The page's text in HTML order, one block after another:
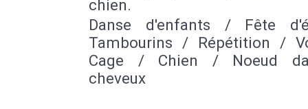
chien.
Danse d'enfants / Fête
Tambourins / Répétition /
Cage / Chien / Noeud
cheveux